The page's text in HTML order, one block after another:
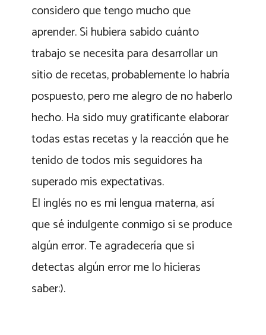
considero que tengo mucho que
aprender. Si hubiera sabido cuánto
trabajo se necesita para desarrollar un
sitio de recetas, probablemente lo habría
pospuesto, pero me alegro de no haberlo
hecho. Ha sido muy gratificante elaborar
todas estas recetas y la reacción que he
tenido de todos mis seguidores ha
superado mis expectativas.
El inglés no es mi lengua materna, así
que sé indulgente conmigo si se produce
algún error. Te agradecería que si
detectas algún error me lo hicieras
saber:).